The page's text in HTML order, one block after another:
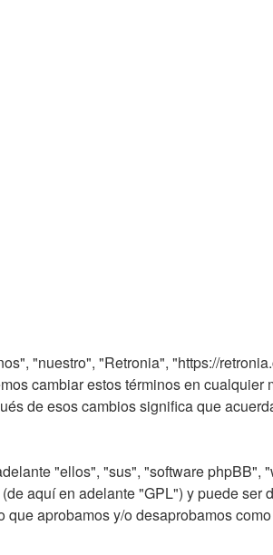
"nuestro", "Retronia", "https://
cambiar estos términos en
de esos cambios significa que
"ellos", "sus", "software
(de aquí en adelante "GPL") y puede ser
aprobamos y/o desaprobamos